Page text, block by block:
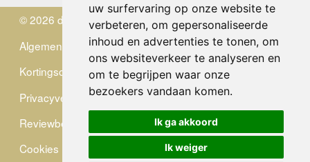
uw surfervaring op onze website te
verbeteren, om gepersonaliseerde
inhoud en advertenties te tonen, om
ons websiteverkeer te analyseren en
om te begrijpen waar onze
bezoekers vandaan komen.
Ik ga akkoord
Ik weiger
© 2026 de Zwerver
Algemene Voorwaarden
Kortingscode
Privacyverklaring
Reviewbeleid
Cookies